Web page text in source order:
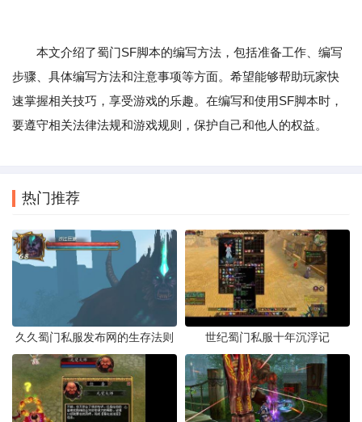
本文介绍了蜀门SF脚本的编写方法，包括准备工作、编写
步骤、具体编写方法和注意事项等方面。希望能够帮助玩家快
速掌握相关技巧，享受游戏的乐趣。在编写和使用SF脚本时，
要遵守相关法律法规和游戏规则，保护自己和他人的权益。
热门推荐
久久蜀门私服发布网的生存法则 世纪蜀门私服十年沉浮记